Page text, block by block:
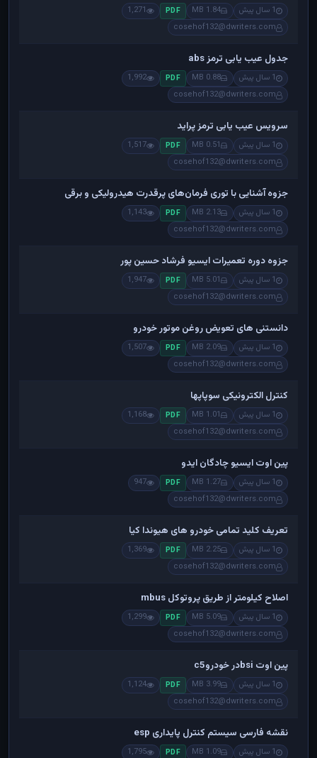
1 سال پیش 1.84 MB
PDF
1,271
cosehof132@dwriters.com
جدول عیب یابی ترمز abs
1 سال پیش 0.88 MB
PDF
1,992
cosehof132@dwriters.com
سرویس عیب یابی ترمز پراید
1 سال پیش 0.51 MB
PDF
1,517
cosehof132@dwriters.com
جزوه آشنایی با توری فرمان‌های پرقدرت هیدرولیکی و برقی
1 سال پیش 2.13 MB
PDF
1,143
cosehof132@dwriters.com
جزوه دوره تعمیرات ایسیو فرشاد حسین پور
1 سال پیش 5.01 MB
PDF
1,947
cosehof132@dwriters.com
دانستنی های تعویض روغن موتور خودرو
1 سال پیش 2.09 MB
PDF
1,507
cosehof132@dwriters.com
کنترل الکترونیکی سوپاپها
1 سال پیش 1.01 MB
PDF
1,168
cosehof132@dwriters.com
پین اوت ایسیو چادگان ایدو
1 سال پیش 1.27 MB
PDF
947
cosehof132@dwriters.com
تعریف کلید تمامی خودرو های هیوندا کیا
1 سال پیش 2.25 MB
PDF
1,369
cosehof132@dwriters.com
اصلاح کیلومتر از طریق پروتوکل mbus
1 سال پیش 5.09 MB
PDF
1,299
cosehof132@dwriters.com
پین اوت bsiدر خودروc5
1 سال پیش 3.99 MB
PDF
1,124
cosehof132@dwriters.com
نقشه فارسی سیستم کنترل پایداری esp
1 سال پیش 1.09 MB
PDF
1,795